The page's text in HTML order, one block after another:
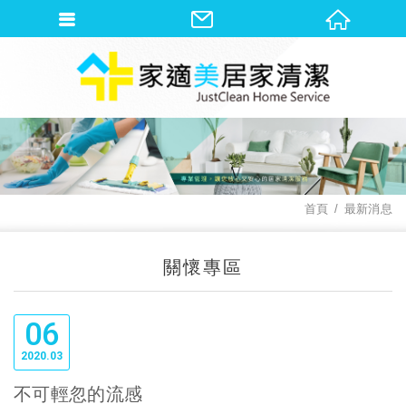
首頁 最新消息
關懷專區
06
03
2020
不可輕忽的流感